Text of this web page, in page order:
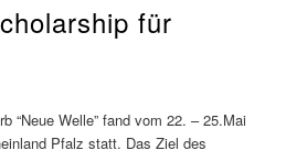
für
“Neue Welle” fand vom 22. – 25.Mai
Pfalz statt. Das Ziel des